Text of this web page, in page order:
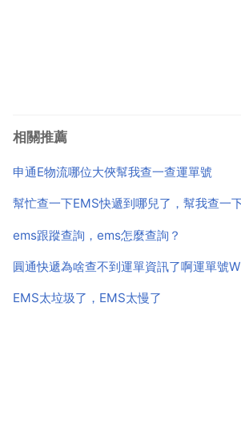
相關推薦
申通E物流哪位大俠幫我查一查運單號
ems跟蹤查詢，ems怎麼查詢？
圓通快遞為啥查不到運單資訊了啊運單號W
EMS太垃圾了，EMS太慢了